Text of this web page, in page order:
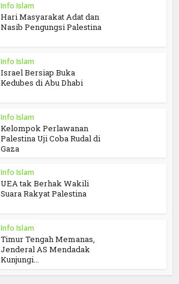
Info Islam
Hari Masyarakat Adat dan
Nasib Pengungsi Palestina
Info Islam
Israel Bersiap Buka
Kedubes di Abu Dhabi
Info Islam
Kelompok Perlawanan
Palestina Uji Coba Rudal di
Gaza
Info Islam
UEA tak Berhak Wakili
Suara Rakyat Palestina
Info Islam
Timur Tengah Memanas,
Jenderal AS Mendadak
Kunjungi...